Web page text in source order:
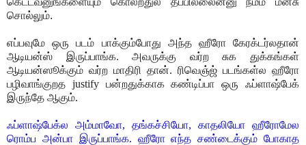
சொல்லும்.
எப்பவுமே ஒரு படம் பாக்கும்போது அந்த ஹீரோ கேரக்டர்லதான்
ஆடியன்ஸ் இருப்பாங்க. அவருக்கு வர்ற சுக துக்கங்கள்
ஆடியன்ஸூக்கும் வர்ற மாதிரி தான். ரிவெஞ்ஜ் படங்கள்ல ஹீரோ
பழிவாங்குறத justify பன்றதுக்காக கண்டிப்பா ஒரு ஃப்ளாஷ்பேக்
இருந்தே ஆகும்.
ஃப்ளாஷ்பேக்ல அம்மாவோ, தங்கச்சியோ, காதலியோ ஹீரோமேல
ரொம்ப அன்பா இருப்பாங்க. ஹீரோ எந்த சண்டைக்கும் போகாத